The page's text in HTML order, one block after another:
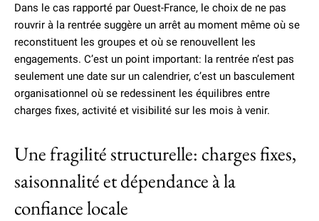
Dans le cas rapporté par Ouest-France, le choix de ne pas
rouvrir à la rentrée suggère un arrêt au moment même où se
reconstituent les groupes et où se renouvellent les
engagements. C’est un point important: la rentrée n’est pas
seulement une date sur un calendrier, c’est un basculement
organisationnel où se redessinent les équilibres entre
charges fixes, activité et visibilité sur les mois à venir.
Une fragilité structurelle: charges fixes,
saisonnalité et dépendance à la
confiance locale